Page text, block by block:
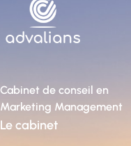
Cabinet de conseil en
Marketing Management
Le cabinet